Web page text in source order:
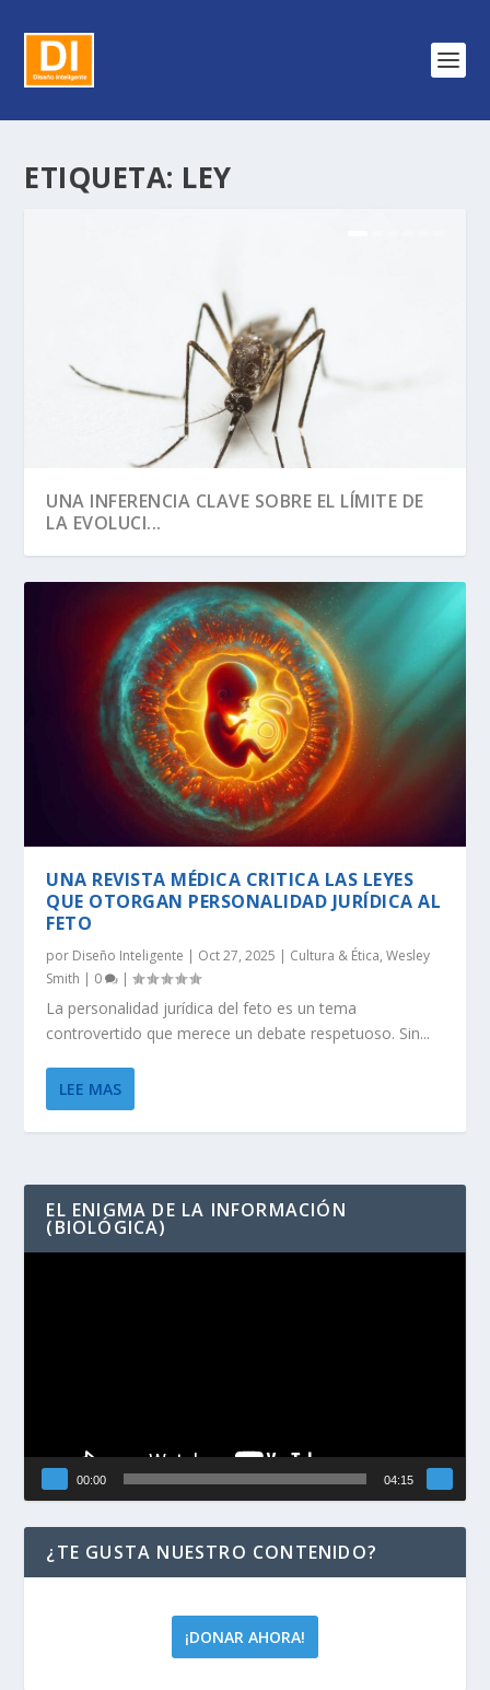
ETIQUETA: LEY
UNA INFERENCIA CLAVE SOBRE EL LÍMITE DE
LA EVOLUCI...
SEGÚN RICHARD DAWKINS, EL ÁRBOL DE LA
VIDA TIENE U...
DAWKINS Y EL DÍA DE DARWIN:
DISTINGUIENDO LA REALI...
EVOLUCIÓN DE LA INFORMACIÓN BIOLÓGICA:
LA DEFINICI...
LA VIDA ES LO MÁS ANTINATURAL DEL
UNIVERSO.
¡CREAMOS LA VIDA! EH, ESPERA UN
MOMENTO…
UNA REVISTA MÉDICA CRITICA LAS LEYES
QUE OTORGAN PERSONALIDAD JURÍDICA AL
FETO
por Diseño Inteligente | Oct 27, 2025 | Cultura & Ética,Wesley
Smith | 0 |
La personalidad jurídica del feto es un tema
controvertido que merece un debate respetuoso. Sin...
LEE MAS
EL ENIGMA DE LA INFORMACIÓN
(BIOLÓGICA)
00:00 04:15
¿TE GUSTA NUESTRO CONTENIDO?
¡DONAR AHORA!